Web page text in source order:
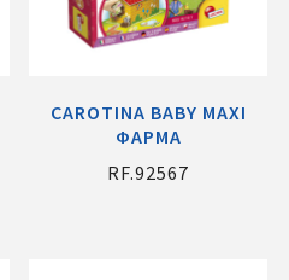
CAROTINA BABY MAXI
ΦΑΡΜΑ
RF.92567